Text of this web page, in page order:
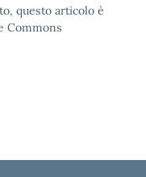
questo articolo è
Commons